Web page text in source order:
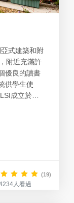
式建築和附
附近充滿許
優良的讀書
供學生使
成立於
語學院。
。校園設
為國際學
(19)
人看過